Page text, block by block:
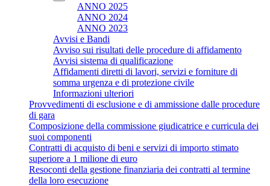
ANNO 2025
ANNO 2024
ANNO 2023
Avvisi e Bandi
Avviso sui risultati delle procedure di affidamento
Avvisi sistema di qualificazione
Affidamenti diretti di lavori, servizi e forniture di
somma urgenza e di protezione civile
Informazioni ulteriori
Provvedimenti di esclusione e di ammissione dalle procedure
di gara
Composizione della commissione giudicatrice e curricula dei
suoi componenti
Contratti di acquisto di beni e servizi di importo stimato
superiore a 1 milione di euro
Resoconti della gestione finanziaria dei contratti al termine
della loro esecuzione